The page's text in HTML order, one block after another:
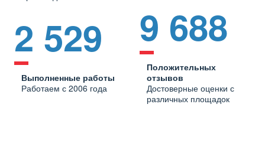
2 529
Выполненные работы
Работаем с 2006 года
9 688
Положительных
отзывов
Достоверные оценки с
различных площадок